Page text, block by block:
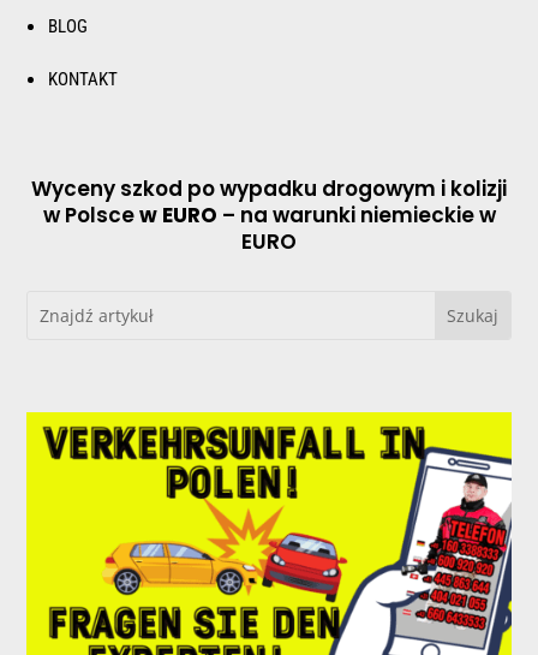
BLOG
KONTAKT
Wyceny szkod po wypadku drogowym i kolizji
w Polscew EURO – na warunki niemieckie w
EURO